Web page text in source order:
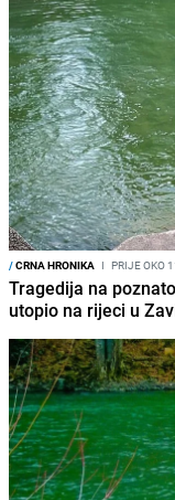
/CRNA HRONIKA I PRIJE OKO
Tragedija na
utopio na rijeci u